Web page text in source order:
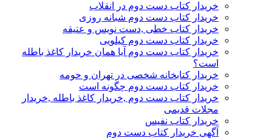
خریدار کتاب دست دوم در انقلاب
خریدار کتاب دست دوم شبانه روزی
خریدار کتاب خطی ,دست نویس و عتیقه
خریدار کتاب دست دوم کیلویی
خریدار کتاب دست دوم آیا همان خریدار کاغذ باطله
است؟
خریدار کتابخانه شخصی در تهران و حومه
خریدار کتاب دست دوم چگونه است
خریدار کتاب دست دوم ,خریدار کاغذ باطله ,خریدار
مجلات قدیمی
خریدار کتاب نفیس
آگهی خریدار کتاب دست دوم